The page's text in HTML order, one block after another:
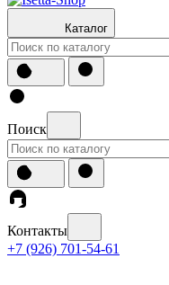
Каталог
Поиск
Контакты
+7 (926) 701-54-61